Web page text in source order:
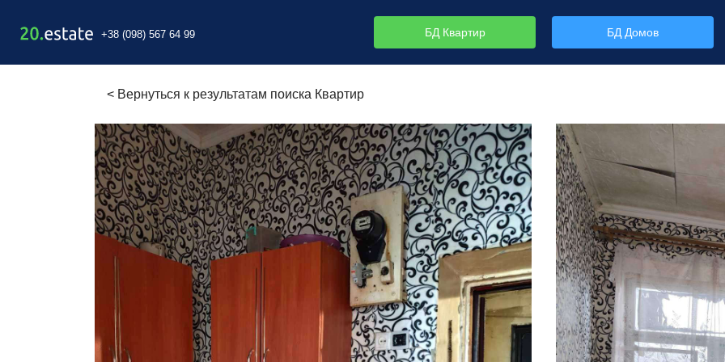
+38 (098) 567 64 99 БД Квартир БД Домов
< Вернуться к результатам поиска Квартир